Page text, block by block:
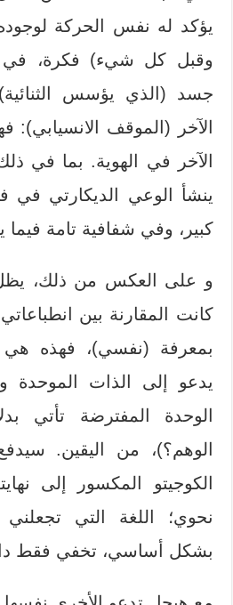
يؤكد له نفس الحركة
وقبل كل شيء) فكرة، في
جسد (الذي يؤسس
الآخر (الموقف الانسيابي):
الآخر في الهوية. بما في
ينشأ الوعي الديكارتي في
كبير، وفي شفافية تامة فيما
و على العكس من ذلك، يظل
كانت المقارنة بين
بمعرفة (نفسي)، فهذه هي
يدعو إلى الذات الموحدة
الوحدة المفترضة تأتي
الوهم؟)، من اليقين.
الكوجيتو المكسور إلى
نحوي؛ اللغة التي
بشكل أساسي، تخفي فقط